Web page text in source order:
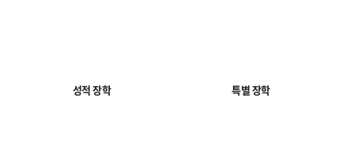
성적 장학 특별 장학